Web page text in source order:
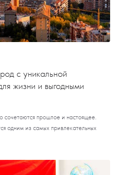
с уникальной
жизни и выгодными
сочетаются прошлое и настоящее.
одним из самых привлекательных